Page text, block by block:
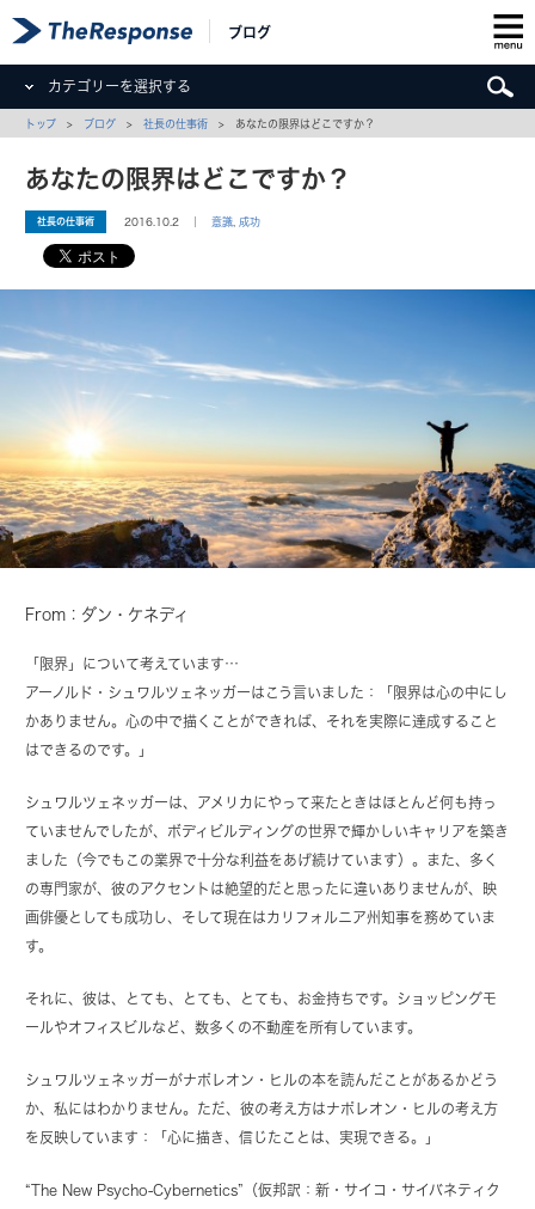
ブログ
カテゴリーを選択する
トップ > ブログ >社長の仕事術 > あなたの限界はどこですか？
あなたの限界はどこですか？
社長の仕事術 2016.10.2 ｜意識 成功
From：ダン・ケネディ
「限界」について考えています…
アーノルド・シュワルツェネッガーはこう言いました：「限界は心の中にし
かありません。心の中で描くことができれば、それを実際に達成すること
はできるのです。」
シュワルツェネッガーは、アメリカにやって来たときはほとんど何も持っ
ていませんでしたが、ボディビルディングの世界で輝かしいキャリアを築き
ました（今でもこの業界で十分な利益をあげ続けています）。また、多く
の専門家が、彼のアクセントは絶望的だと思ったに違いありませんが、映
画俳優としても成功し、そして現在はカリフォルニア州知事を務めていま
す。
それに、彼は、とても、とても、とても、お金持ちです。ショッピングモ
ールやオフィスビルなど、数多くの不動産を所有しています。
シュワルツェネッガーがナポレオン・ヒルの本を読んだことがあるかどう
か、私にはわかりません。ただ、彼の考え方はナポレオン・ヒルの考え方
を反映しています：「心に描き、信じたことは、実現できる。」
“The New Psycho-Cybernetics”（仮邦訳：新・サイコ・サイバネティク